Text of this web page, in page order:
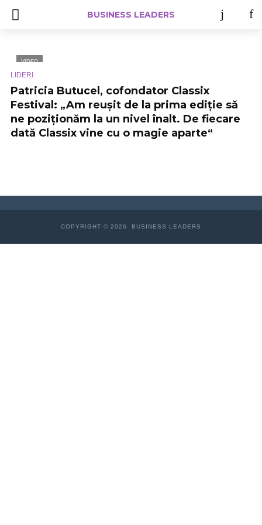
BUSINESS LEADERS
VIDEO
LIDERI
Patricia Butucel, cofondator Classix
Festival: „Am reușit de la prima ediție să
ne poziționăm la un nivel înalt. De fiecare
dată Classix vine cu o magie aparte“
COPYRIGHT © 2026. BUSINESS LEADERS